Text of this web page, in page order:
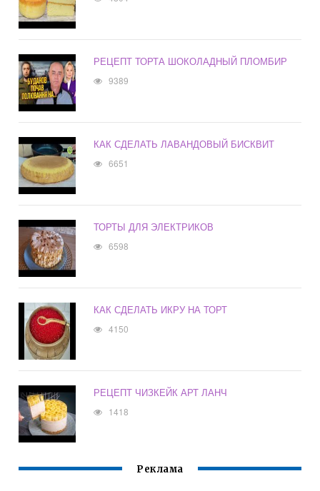
РЕЦЕПТ ТОРТА ШОКОЛАДНЫЙ ПЛОМБИР
9389
КАК СДЕЛАТЬ ЛАВАНДОВЫЙ БИСКВИТ
6651
ТОРТЫ ДЛЯ ЭЛЕКТРИКОВ
6598
КАК СДЕЛАТЬ ИКРУ НА ТОРТ
4150
РЕЦЕПТ ЧИЗКЕЙК АРТ ЛАНЧ
1418
Реклама